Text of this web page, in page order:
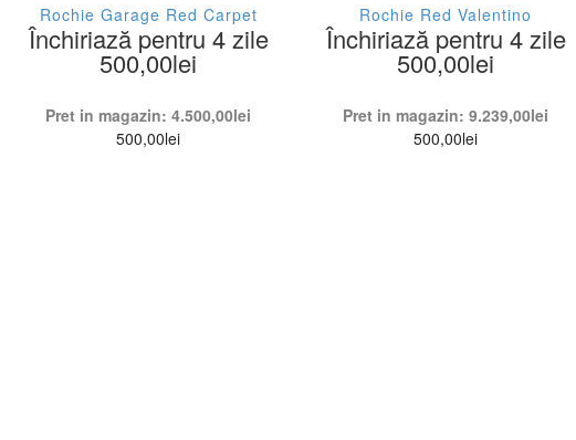
Rochie Garage Red Carpet
Închiriază pentru 4 zile
500,00lei
Pret in magazin:4.500,00lei
500,00lei
Rochie Red Valentino
Închiriază pentru 4 zile
500,00lei
Pret in magazin:9.239,00lei
500,00lei